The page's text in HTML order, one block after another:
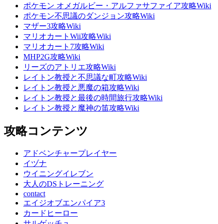
ポケモン オメガルビー・アルファサファイア攻略Wiki
ポケモン不思議のダンジョン攻略Wiki
マザー3攻略Wiki
マリオカートWii攻略Wiki
マリオカート7攻略Wiki
MHP2G攻略Wiki
リーズのアトリエ攻略Wiki
レイトン教授と不思議な町攻略Wiki
レイトン教授と悪魔の箱攻略Wiki
レイトン教授と最後の時間旅行攻略Wiki
レイトン教授と魔神の笛攻略Wiki
攻略コンテンツ
アドベンチャープレイヤー
イヅナ
ウイニングイレブン
大人のDSトレーニング
contact
エイジオブエンパイア3
カードヒーロー